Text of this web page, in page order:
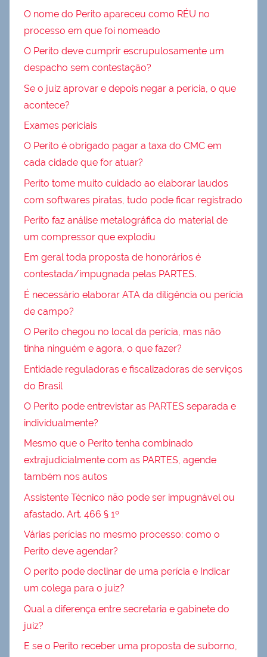
O nome do Perito apareceu como RÉU no
processo em que foi nomeado
O Perito deve cumprir escrupulosamente um
despacho sem contestação?
Se o juiz aprovar e depois negar a perícia, o que
acontece?
Exames periciais
O Perito é obrigado pagar a taxa do CMC em
cada cidade que for atuar?
Perito tome muito cuidado ao elaborar laudos
com softwares piratas, tudo pode ficar registrado
Perito faz análise metalográfica do material de
um compressor que explodiu
Em geral toda proposta de honorários é
contestada/impugnada pelas PARTES.
É necessário elaborar ATA da diligência ou perícia
de campo?
O Perito chegou no local da perícia, mas não
tinha ninguém e agora, o que fazer?
Entidade reguladoras e fiscalizadoras de serviços
do Brasil
O Perito pode entrevistar as PARTES separada e
individualmente?
Mesmo que o Perito tenha combinado
extrajudicialmente com as PARTES, agende
também nos autos
Assistente Técnico não pode ser impugnável ou
afastado. Art. 466 § 1º
Várias perícias no mesmo processo: como o
Perito deve agendar?
O perito pode declinar de uma perícia e Indicar
um colega para o juiz?
Qual a diferença entre secretaria e gabinete do
juiz?
E se o Perito receber uma proposta de suborno,